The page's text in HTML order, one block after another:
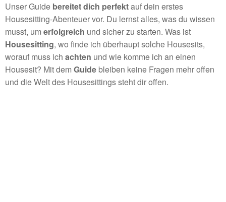
Unser Guide bereitet dich perfektauf dein erstes
Housesitting-Abenteuer vor. Du lernst alles, was du wissen
musst, um erfolgreich und sicher zu starten. Was ist
Housesitting, wo finde ich überhaupt solche Housesits,
worauf muss ich achten und wie komme ich an einen
Housesit? Mit dem Guide bleiben keine Fragen mehr offen
und die Welt des Housesittings steht dir offen.